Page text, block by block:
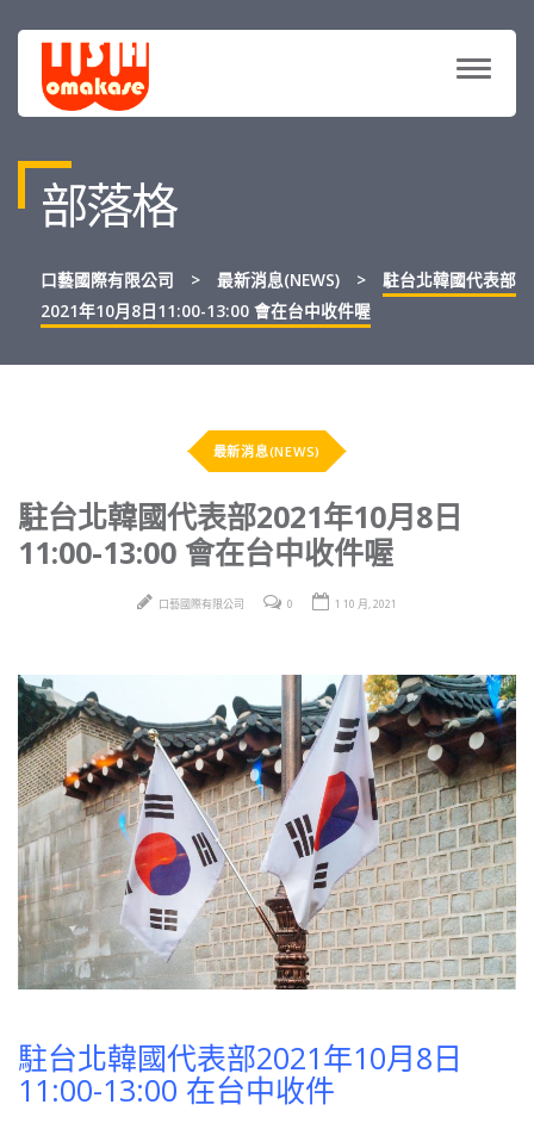
部落格
口藝國際有限公司 > 最新消息(NEWS) >
駐台北韓國代表部
2021年10月8日11:00-13:00 會在台中收件喔
最新消息(NEWS)
駐台北韓國代表部2021年10月8日
11:00-13:00 會在台中收件喔
口藝國際有限公司 0 1 10 月, 2021
駐台北韓國代表部2021年10月8日
11:00-13:00 在台中收件